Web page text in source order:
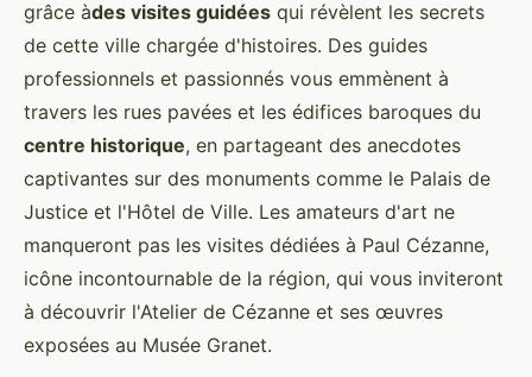
grâce àdes visites guidées qui révèlent les secrets
de cette ville chargée d'histoires. Des guides
professionnels et passionnés vous emmènent à
travers les rues pavées et les édifices baroques du
centre historique, en partageant des anecdotes
captivantes sur des monuments comme le Palais de
Justice et l'Hôtel de Ville. Les amateurs d'art ne
manqueront pas les visites dédiées à Paul Cézanne,
icône incontournable de la région, qui vous inviteront
à découvrir l'Atelier de Cézanne et ses œuvres
exposées au Musée Granet.